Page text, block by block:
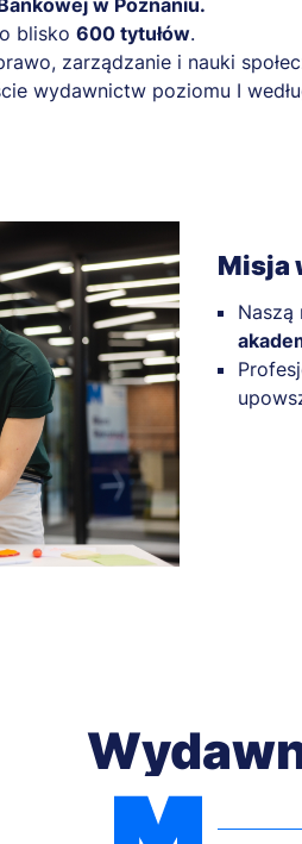
w Poznaniu.
blisko 600 tytułów.
zarządzanie i nauki
wydawnictw poziomu I
Misja
Naszą